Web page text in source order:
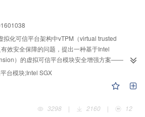
的实验研究不同特征组合、不同算法参数选择的
选出最优的特征组合和参数。在实验室环境中搭
Meek通信和其他通信数据进行实验，该算法对
识别准确率大于97%，召回率大于99%，且具有
明，采用特征匹配可以实现对云流量混淆Tor匿名
片统计特征的分类算法对不同Tor通信软件版本的
拟化可信平台架构中vTPM（virtual trusted
效安全保障的问题，提出一种基于Intel
）的虚拟可信平台模块安全增强方案——
物理安全隔离特性，将vTPM实例的代码和数据
enclave中进行隔离保护；同时vTSE使用SGX具
能加密存储安全隔离区中的非易失数据。通过实
例运行时动态地保护其代码和数据的机密性、完
据的安全存储。最后，从安全性和性能开销两方面
台模块;Intel SGX
3298
| 2160 | 12